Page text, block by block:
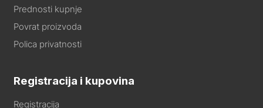
Prednosti kupnje
Povrat proizvoda
Polica privatnosti
Registracija i kupovina
Registracija